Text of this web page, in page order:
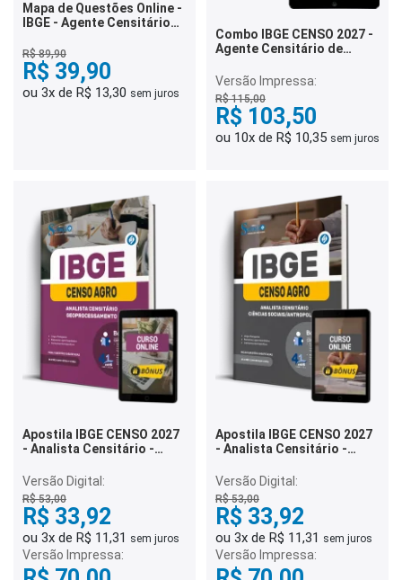
Mapa de Questões Online -
IBGE - Agente Censitário
Questões
R$ 89,90
R$ 39,90
ou 3x de R$ 13,30 sem juros
Combo IBGE CENSO 2027 -
Agente Censitário de
Versão Impressa:
R$ 115,00
R$ 103,50
ou 10x de R$ 10,35 sem juros
Apostila IBGE CENSO 2027
- Analista Censitário -
Versão Digital:
R$ 53,00
R$ 33,92
ou 3x de R$ 11,31 sem juros
Versão Impressa:
Apostila IBGE CENSO 2027
- Analista Censitário -
Sociais/Antropologia
Versão Digital:
R$ 53,00
R$ 33,92
ou 3x de R$ 11,31 sem juros
Versão Impressa: